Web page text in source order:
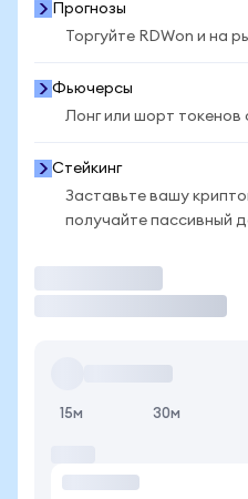
Прогнозы
Торгуйте RDWon и на
Фьючерсы
Лонг или шорт токенов
Стейкинг
Заставьте вашу
получайте пассивный
15м 30м